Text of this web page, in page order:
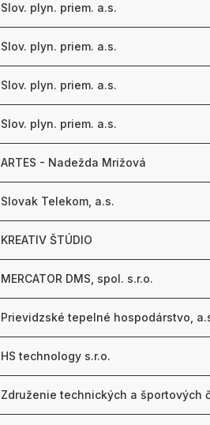
Slov. plyn. priem. a.s.
Slov. plyn. priem. a.s.
Slov. plyn. priem. a.s.
Slov. plyn. priem. a.s.
ARTES - Nadežda Mrižová
Slovak Telekom, a.s.
KREATIV ŠTÚDIO
MERCATOR DMS, spol. s.r.o.
Prievidzské tepelné hospodárstvo,
HS technology s.r.o.
Združenie technických a športových